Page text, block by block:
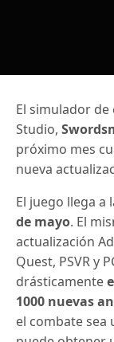
El simulador
Studio,
próximo mes
nueva
El juego llega
de mayo. El
actualización
Quest, PSVR y
drásticamente
1000 nuevas
el combate sea